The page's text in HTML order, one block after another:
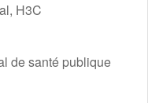
H3C
de santé publique